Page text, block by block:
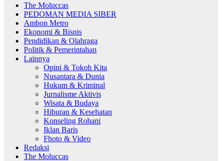
The Moluccas
PEDOMAN MEDIA SIBER
Ambon Metro
Ekonomi & Bisnis
Pendidikan & Olahraga
Politik & Pemerintahan
Lainnya
Opini & Tokoh Kita
Nusantara & Dunia
Hukum & Kriminal
Jurnalisme Aktivis
Wisata & Budaya
Hiburan & Kesehatan
Konseling Rohani
Iklan Baris
Fhoto & Video
Redaksi
The Moluccas